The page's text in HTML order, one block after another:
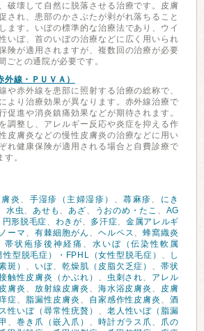
破壊して自然に脱落させる治療です。皮膚
され、患部のかさぶたが剥がれ落ちること
ます。いぼの標準的な治療法であり、ウイ
いぼ、首のいぼの治療などに広く用いられ
険が適用されますが、複数回の治療が必要
ごとの通院が必要です。
線・ＰＵＶＡ）
や赤外線を患部に照射する治療の総称で、
より治療効果が異なります。赤外線治療で
促進や消炎鎮痛効果などが期待されます。
調整し、アレルギー反応や炎症を抑える作
皮膚炎などの慢性皮膚炎の治療などに用い
れ健康保険が適用される場合と自費診療で
。
炎 、 手湿疹（主婦湿疹） 、蕁麻疹、 にき
水虫、あせも 、あざ、 うおのめ・たこ 、 AG
円形脱毛症、 わきが、 多汗症、金属アレルギ
ーマ 、 有棘細胞がん 、 ヘルペス、蜂窩織炎
帯状疱疹後神経痛 、 水いぼ（伝染性軟属
性型脱毛症）・FPHL（女性型脱毛症） 、
し
斑） 、 いぼ、 乾燥肌（皮脂欠乏症） 、帯状
触性皮膚炎（かぶれ） 、 虫刺され、 アレル
膚炎 、 放射線皮膚炎 、 海水浴皮膚炎 、 皮膚
症、 脂漏性皮膚炎 、 自家感作性皮膚炎 、酒
性いぼ（尋常性疣贅） 、 老人性いぼ（脂漏
、 巻き爪（嵌入爪） 、 時計ガラス爪 、 爪の